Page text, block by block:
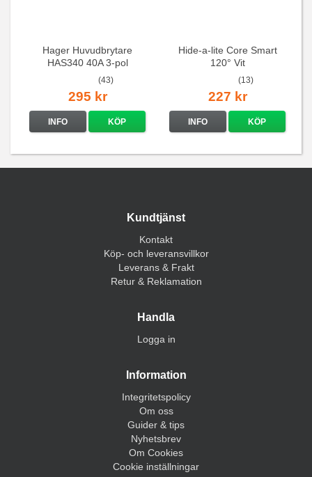
Hager Huvudbrytare
HAS340 40A 3-pol
(43)
295 kr
INFO KÖP
Hide-a-lite Core Smart
120° Vit
(13)
227 kr
INFO KÖP
Kundtjänst
Kontakt
Köp- och leveransvillkor
Leverans & Frakt
Retur & Reklamation
Handla
Logga in
Information
Integritetspolicy
Om oss
Guider & tips
Nyhetsbrev
Om Cookies
Cookie inställningar